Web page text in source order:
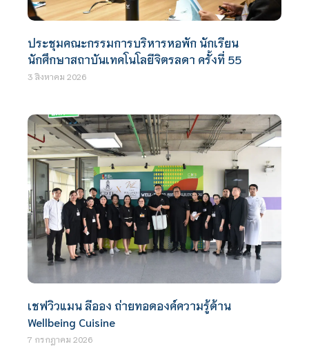
ประชุมคณะกรรมการบริหารหอพัก นักเรียน
นักศึกษาสถาบันเทคโนโลยีจิตรลดา ครั้งที่ 55
3 สิงหาคม 2026
เชฟวิวแมน ลีออง ถ่ายทอดองค์ความรู้ด้าน
Wellbeing Cuisine
7 กรกฎาคม 2026